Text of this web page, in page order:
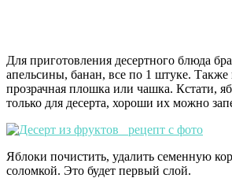
Для приготовления десертного блюда
апельсины, банан, все по 1 штуке. Также
прозрачная плошка или чашка. Кстати,
только для десерта, хороши их можно
Яблоки почистить, удалить семенную
соломкой. Это будет первый слой.